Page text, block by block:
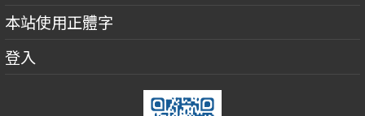
本站使用正體字
登入